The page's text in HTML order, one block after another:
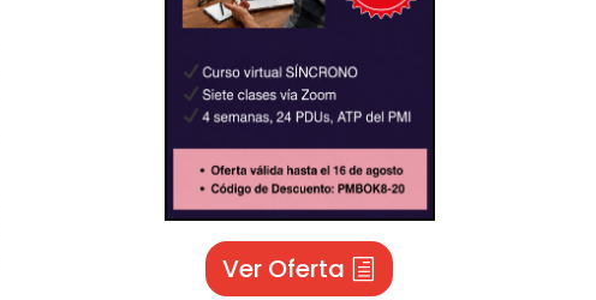
Ver Oferta